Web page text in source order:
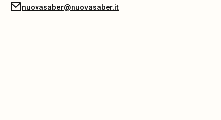
nuovasaber@nuovasaber.it